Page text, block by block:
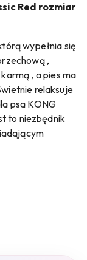
Red rozmiar
wypełnia się
,
, a pies ma
relaksuje
psa KONG
to niezbędnik